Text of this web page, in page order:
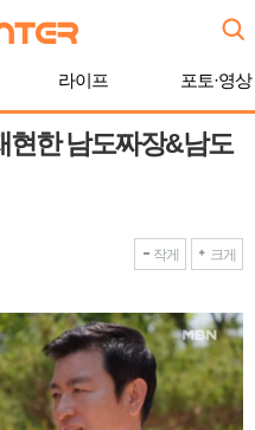
라이프 포토·영상
현한 남도짜장&남도
작게 크게